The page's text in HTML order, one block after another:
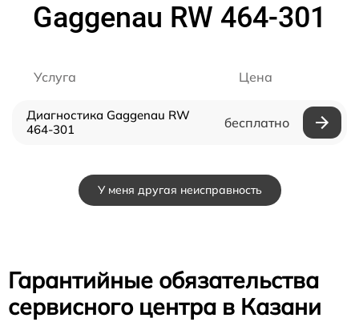
Gaggenau RW 464-301
Услуга Цена
Диагностика Gaggenau RW
464-301
бесплатно
У меня другая неисправность
Гарантийные обязательства
сервисного центра в Казани